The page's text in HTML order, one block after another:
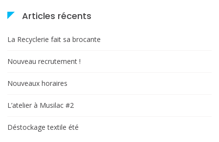
Articles récents
La Recyclerie fait sa brocante
Nouveau recrutement !
Nouveaux horaires
L’atelier à Musilac #2
Déstockage textile été